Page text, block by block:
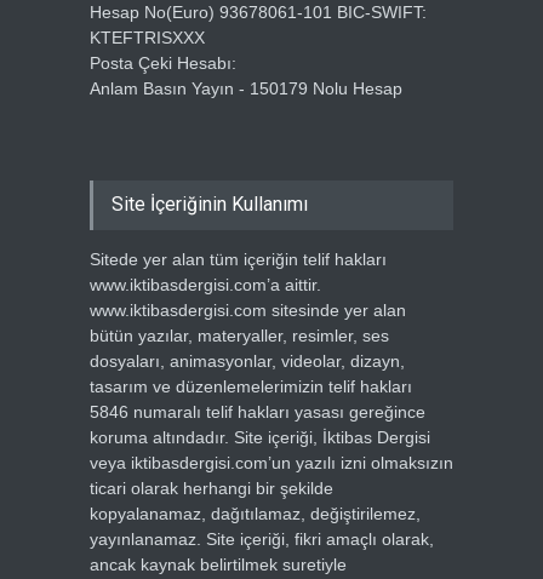
Hesap No(Euro) 93678061-101 BIC-SWIFT:
KTEFTRISXXX
Posta Çeki Hesabı:
Anlam Basın Yayın - 150179 Nolu Hesap
Site İçeriğinin Kullanımı
Sitede yer alan tüm içeriğin telif hakları
www.iktibasdergisi.com’a aittir.
www.iktibasdergisi.com sitesinde yer alan
bütün yazılar, materyaller, resimler, ses
dosyaları, animasyonlar, videolar, dizayn,
tasarım ve düzenlemelerimizin telif hakları
5846 numaralı telif hakları yasası gereğince
koruma altındadır. Site içeriği, İktibas Dergisi
veya iktibasdergisi.com’un yazılı izni olmaksızın
ticari olarak herhangi bir şekilde
kopyalanamaz, dağıtılamaz, değiştirilemez,
yayınlanamaz. Site içeriği, fikri amaçlı olarak,
ancak kaynak belirtilmek suretiyle